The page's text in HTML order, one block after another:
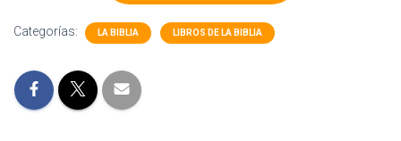
Categorías: LA BIBLIA LIBROS DE LA BIBLIA